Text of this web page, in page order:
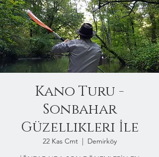
Kano Turu -
Sonbahar
Güzellikleri İle
22 Kas Cmt
  |
Demirköy